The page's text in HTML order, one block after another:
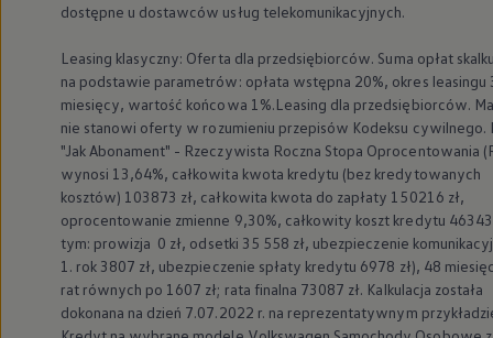
dostępne u dostawców usług telekomunikacyjnych.
Leasing klasyczny: Oferta dla przedsiębiorców. Suma opłat
na podstawie parametrów: opłata wstępna 20%, okres leasingu
miesięcy, wartość końcowa 1%.Leasing dla przedsiębiorców.
nie stanowi oferty w rozumieniu przepisów Kodeksu cywilnego.
"Jak Abonament" - Rzeczywista Roczna Stopa Oprocentowania
wynosi 13,64%, całkowita kwota kredytu (bez kredytowanych
kosztów) 103873 zł, całkowita kwota do zapłaty 150216 zł,
oprocentowanie zmienne 9,30%, całkowity koszt kredytu 46343
tym: prowizja 0 zł, odsetki 35 558 zł, ubezpieczenie
1. rok 3807 zł, ubezpieczenie spłaty kredytu 6978 zł), 48
rat równych po 1607 zł; rata finalna 73087 zł. Kalkulacja została
dokonana na dzień 7.07.2022 r. na reprezentatywnym